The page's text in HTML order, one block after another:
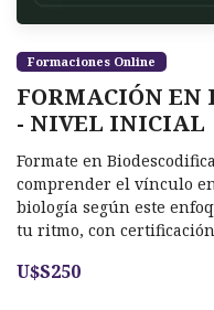
Formaciones Online
FORMACIÓN EN
- NIVEL INICIAL
Formate en
comprender el vínculo
biología según este
tu ritmo, con
U$S250